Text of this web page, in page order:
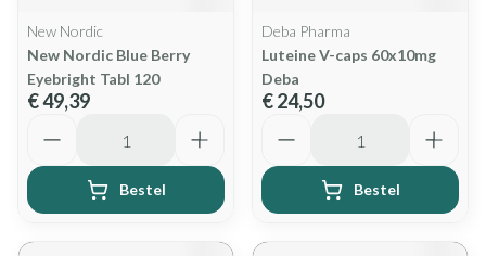
New Nordic
New Nordic Blue Berry
Eyebright Tabl 120
€ 49,39
Bestel
Deba Pharma
Luteine V-caps 60x10mg
Deba
€ 24,50
Bestel